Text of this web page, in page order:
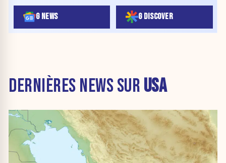
G NEWS G DISCOVER
DERNIÈRES NEWS SUR USA